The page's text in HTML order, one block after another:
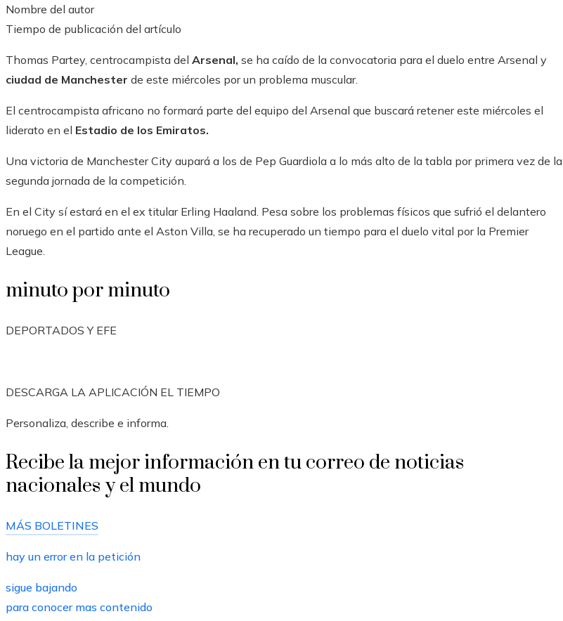
Nombre del autor
Tiempo de publicación del artículo
Thomas Partey, centrocampista del Arsenal, se ha caído de la convocatoria para el duelo entre Arsenal y
ciudad de Manchester de este miércoles por un problema muscular.
El centrocampista africano no formará parte del equipo del Arsenal que buscará retener este miércoles el
liderato en el Estadio de los Emiratos.
Una victoria de Manchester City aupará a los de Pep Guardiola a lo más alto de la tabla por primera vez de la
segunda jornada de la competición.
En el City sí estará en el ex titular Erling Haaland. Pesa sobre los problemas físicos que sufrió el delantero
noruego en el partido ante el Aston Villa, se ha recuperado un tiempo para el duelo vital por la Premier
League.
minuto por minuto
DEPORTADOS Y EFE
DESCARGA LA APLICACIÓN EL TIEMPO
Personaliza, describe e informa.
Recibe la mejor información en tu correo de noticias
nacionales y el mundo
MÁS BOLETINES
hay un error en la petición
sigue bajando
para conocer mas contenido